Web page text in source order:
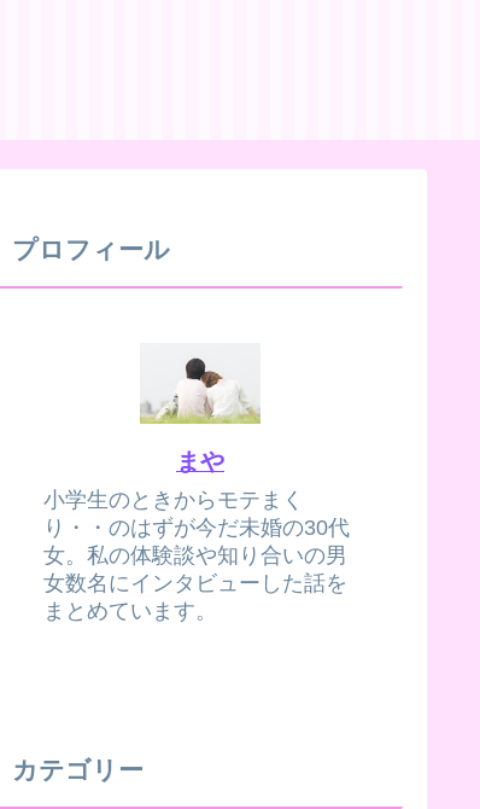
プロフィール
まや
小学生のときからモテまく
り・・のはずが今だ未婚の30代
女。私の体験談や知り合いの男
女数名にインタビューした話を
まとめています。
カテゴリー